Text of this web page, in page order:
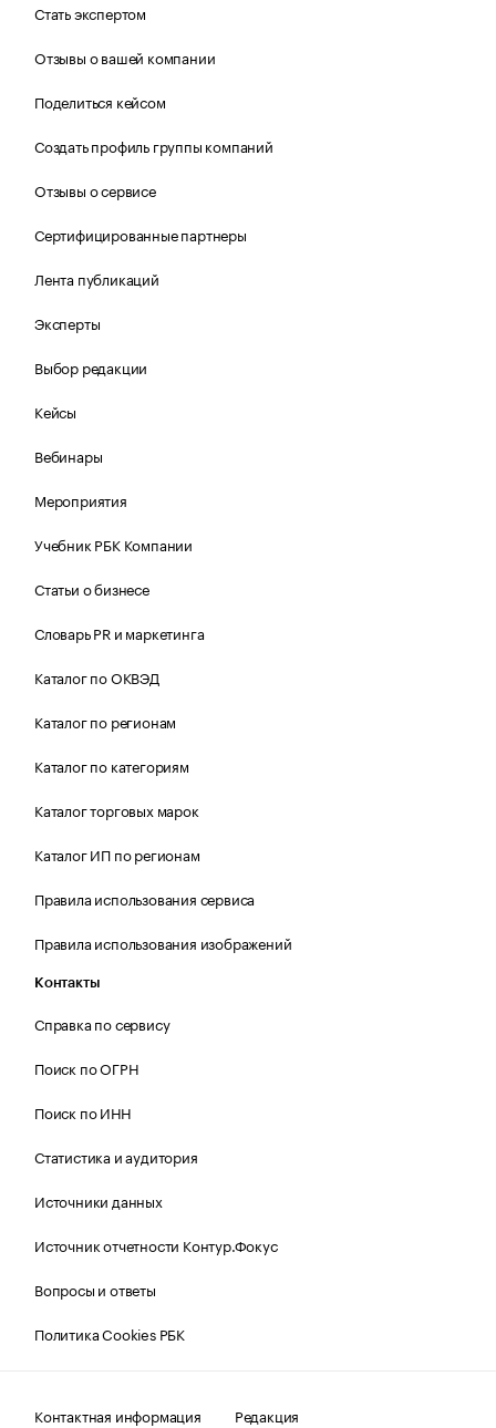
Стать экспертом
Отзывы о вашей компании
Поделиться кейсом
Создать профиль группы компаний
Отзывы о сервисе
Сертифицированные партнеры
Лента публикаций
Эксперты
Выбор редакции
Кейсы
Вебинары
Мероприятия
Учебник РБК Компании
Статьи о бизнесе
Словарь PR и маркетинга
Каталог по ОКВЭД
Каталог по регионам
Каталог по категориям
Каталог торговых марок
Каталог ИП по регионам
Правила использования сервиса
Правила использования изображений
Контакты
Справка по сервису
Поиск по ОГРН
Поиск по ИНН
Статистика и аудитория
Источники данных
Источник отчетности Контур.Фокус
Вопросы и ответы
Политика Cookies РБК
Контактная информация Редакция